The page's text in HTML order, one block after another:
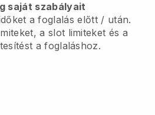
saját szabályait
a foglalás előtt / után.
a slot limiteket és a
a foglaláshoz.